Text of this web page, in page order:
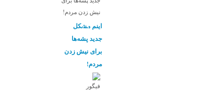
اینم مشکل
جدید پشه‌ها
برای نیش زدن
مردم!